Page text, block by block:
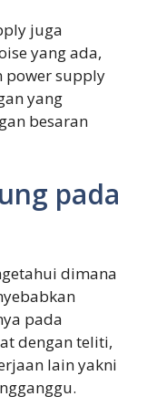
juga
yang ada,
power supply
yang
besaran
pada
dimana
pada
dengan teliti,
lain yakni